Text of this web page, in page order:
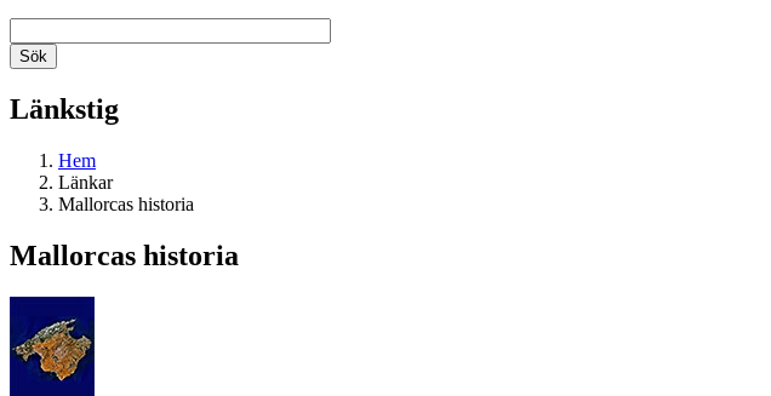
Länkstig
Hem
Länkar
Mallorcas historia
Mallorcas historia